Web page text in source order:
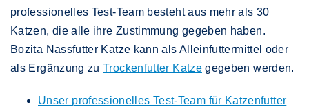
professionelles Test-Team besteht aus mehr als 30
Katzen, die alle ihre Zustimmung gegeben haben.
Bozita Nassfutter Katze kann als Alleinfuttermittel oder
als Ergänzung zuTrockenfutter Katzegegeben werden.
Unser professionelles Test-Team für Katzenfutter